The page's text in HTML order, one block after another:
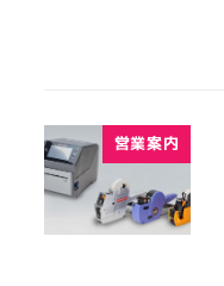
営業案内